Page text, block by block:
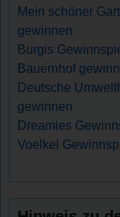
Mein schöner
gewinnen
Burgis
Bauernhof
Deutsche
gewinnen
Dreamies
Voelkel